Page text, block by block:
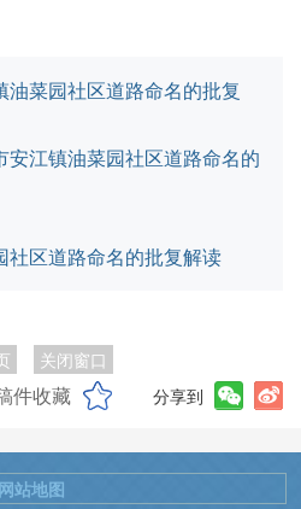
菜园社区道路命名的批复
江镇油菜园社区道路命名的
社区道路命名的批复解读
关闭窗口
件收藏 分享到
网站地图